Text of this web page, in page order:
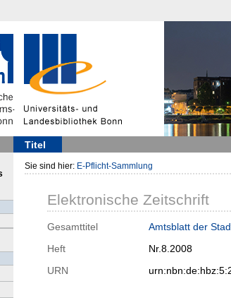
Titel
Sie sind hier: E-Pflicht-Sammlung
Elektronische Zeitschrift
Gesamttitel
Amtsblatt der
Heft
Nr.8.2008
URN